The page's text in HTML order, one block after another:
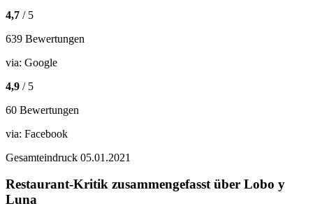
4,7 / 5
639 Bewertungen
via: Google
4,9 / 5
60 Bewertungen
via: Facebook
Gesamteindruck 05.01.2021
Restaurant-Kritik zusammengefasst über Lobo y
Luna